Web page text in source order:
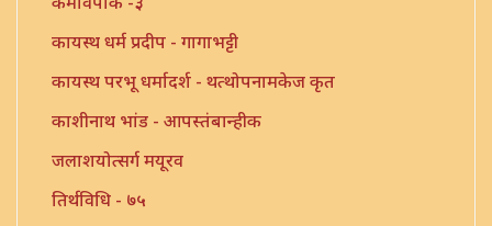
कायस्थ धर्म प्रदीप - गागाभट्टी
कायस्थ परभू धर्मादर्श - थत्थोपनामकेज कृत
काशीनाथ भांड - आपस्तंबान्हीक
जलाशयोत्सर्ग मयूरव
तिर्थविधि - ७५